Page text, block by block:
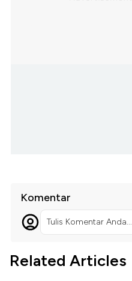
Komentar
Tulis Komentar Anda...
Related Articles